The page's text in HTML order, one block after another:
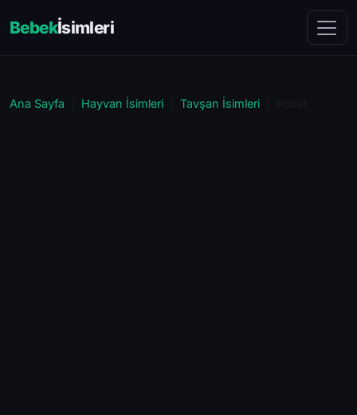
Bebekİsimleri
Ana Sayfa Hayvan İsimleri Tavşan İsimleri